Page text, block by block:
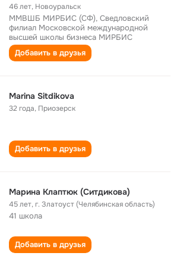
46 лет, Новоуральск
ММВШБ МИРБИС (СФ), Сведловский
филиал Московской международной
высшей школы бизнеса МИРБИС
Добавить в друзья
Marina Sitdikova
32 года, Приозерск
Добавить в друзья
Марина Клаптюк (Ситдикова)
45 лет,г. Златоуст (Челябинская область)
41 школа
Добавить в друзья